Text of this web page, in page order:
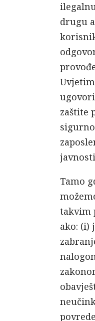
drugu
zaštite
Tamo
takvim
ako: (i)